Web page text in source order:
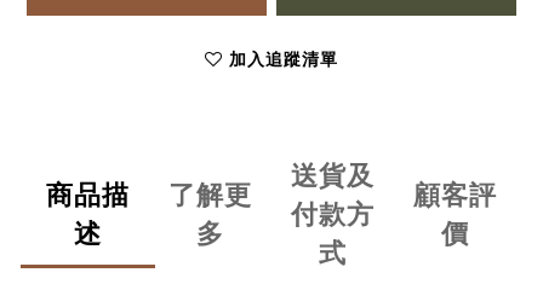
加入追蹤清單
商品描
述
了解更
多
送貨及
付款方
式
顧客評
價